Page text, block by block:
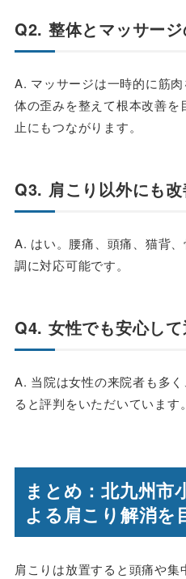
Q2. 整体とマッサージ
A. マッサージは一時的に筋
体の歪みを整えて根本改善
止にもつながります。
Q3. 肩こり以外にも
A. はい。腰痛、頭痛、猫背
調に対応可能です。
Q4. 女性でも安心し
A. 当院は女性の来院者も多
ると評判をいただいています。
まとめ：北九州市
よる肩こり解消を
肩こりは放置すると頭痛や